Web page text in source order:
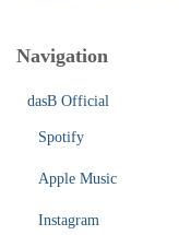
Navigation
dasB Official
Spotify
Apple Music
Instagram